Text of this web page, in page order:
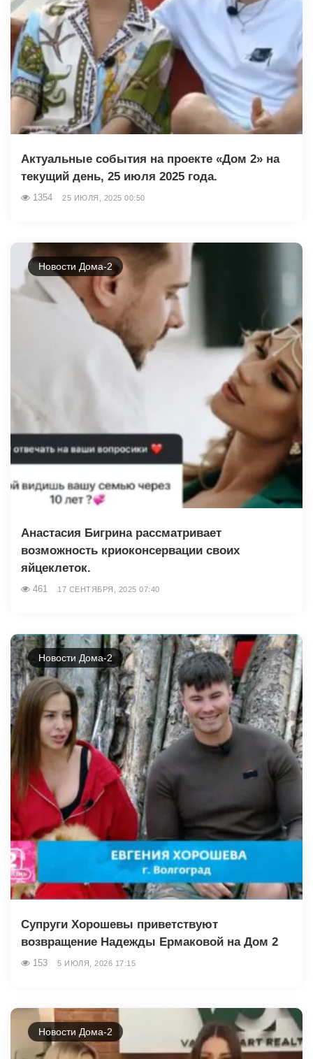
Актуальные события на проекте «Дом 2» на
текущий день, 25 июля 2025 года.
1354 25 ИЮЛЯ, 2025 00:50
Новости Дома-2
Анастасия Бигрина рассматривает
возможность криоконсервации своих
яйцеклеток.
461 17 СЕНТЯБРЯ, 2025 07:40
Новости Дома-2
Супруги Хорошевы приветствуют
возвращение Надежды Ермаковой на Дом 2
153 5 ИЮЛЯ, 2026 17:15
Новости Дома-2